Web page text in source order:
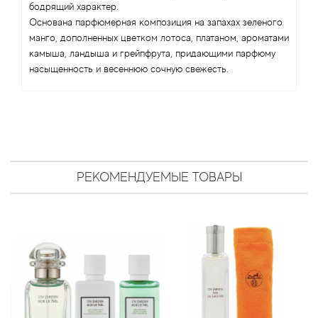
бодрящий характер.
Основана парфюмерная композиция на запахах зеленого
манго, дополненных цветком лотоса, платаном, ароматами
камыша, ландыша и грейпфрута, придающими парфюму
насыщенность и весеннюю сочную свежесть.
РЕКОМЕНДУЕМЫЕ ТОВАРЫ
Bamotte
Banana Republic
Bentley
Beso Beach